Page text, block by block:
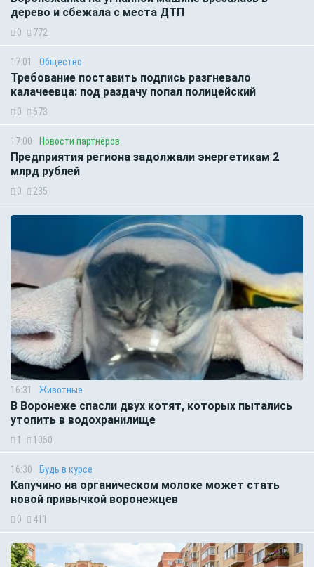
дерево и сбежала с места ДТП
0 772
17:01 Общество
Требование поставить подпись разгневало
калачеевца: под раздачу попал полицейский
0 673
17:00 Новости партнёров
Предприятия региона задолжали энергетикам 2
млрд рублей
0 235
16:31 Животные
В Воронеже спасли двух котят, которых пытались
утопить в водохранилище
1 1050
16:30 Будь в курсе
Капучино на органическом молоке может стать
новой привычкой воронежцев
0 411